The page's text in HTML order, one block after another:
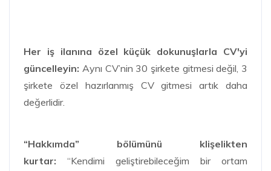
Her iş ilanına özel küçük dokunuşlarla CV'yi
güncelleyin: Aynı CV’nin 30 şirkete gitmesi değil, 3
şirkete özel hazırlanmış CV gitmesi artık daha
değerlidir.
“Hakkımda” bölümünü klişelikten
kurtar:“Kendimi geliştirebileceğim bir ortam